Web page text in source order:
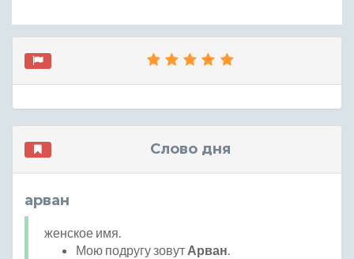
Слово дня
арван
женское имя.
Мою подругу зовут Арван.